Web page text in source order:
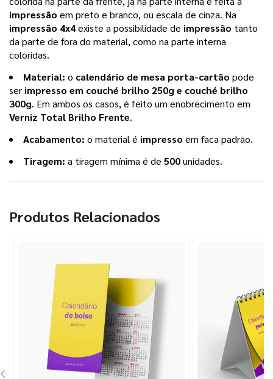
impressão
impressão 4x4 existe a possibilidade de impressão tanto
da parte de fora do material, como na parte interna
coloridas.
Material: o calendário de mesa porta-cartão pode
ser impresso em couché brilho 250g e couché brilho
300g
Verniz Total Brilho Frente.
Acabamento: o material é impresso em faca padrão.
Tiragem: a tiragem mínima é de 500 unidades.
Produtos Relacionados